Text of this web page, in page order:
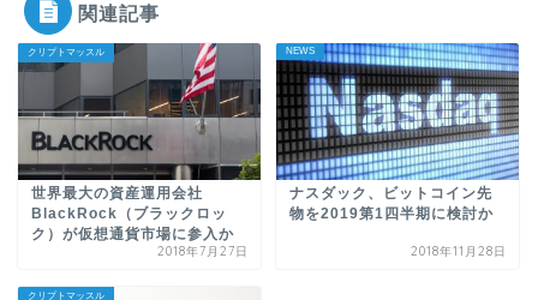
関連記事
クリプトマッスル
世界最大の資産運用会社
BlackRock（ブラックロッ
ク）が仮想通貨市場に参入か
2018年7月27日
NEWS
ナスダック、ビットコイン先
物を2019第1四半期に検討か
2018年11月28日
クリプトマッスル